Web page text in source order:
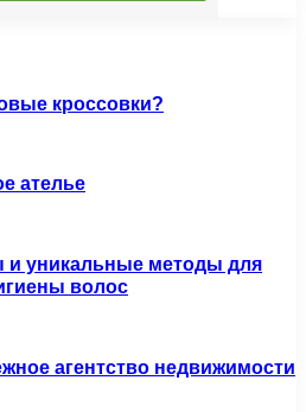
кроссовки?
ателье
и уникальные методы для
волос
агентство недвижимости